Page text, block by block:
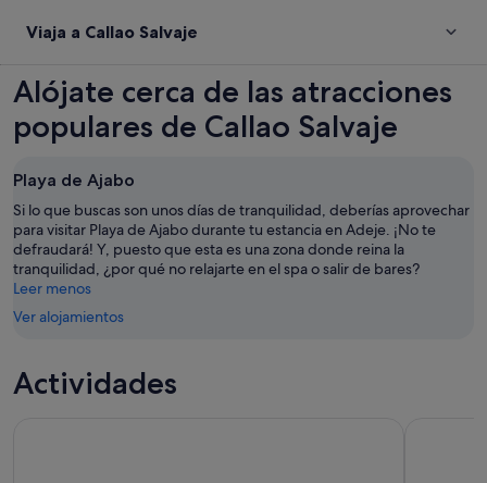
Viaja a Callao Salvaje
Alójate cerca de las atracciones
populares de Callao Salvaje
Playa de Ajabo
Si lo que buscas son unos días de tranquilidad, deberías aprovechar
para visitar Playa de Ajabo durante tu estancia en Adeje. ¡No te
defraudará! Y, puesto que esta es una zona donde reina la
tranquilidad, ¿por qué no relajarte en el spa o salir de bares?
Leer menos
Ver alojamientos
Actividades